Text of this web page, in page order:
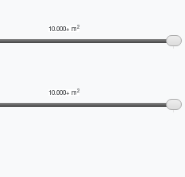
10.000+ m2
10.000+ m2